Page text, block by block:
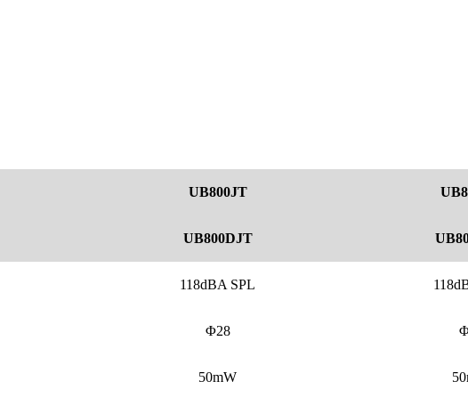
UB800JT
UB800DJT
118dBA SPL
Φ28
50mW